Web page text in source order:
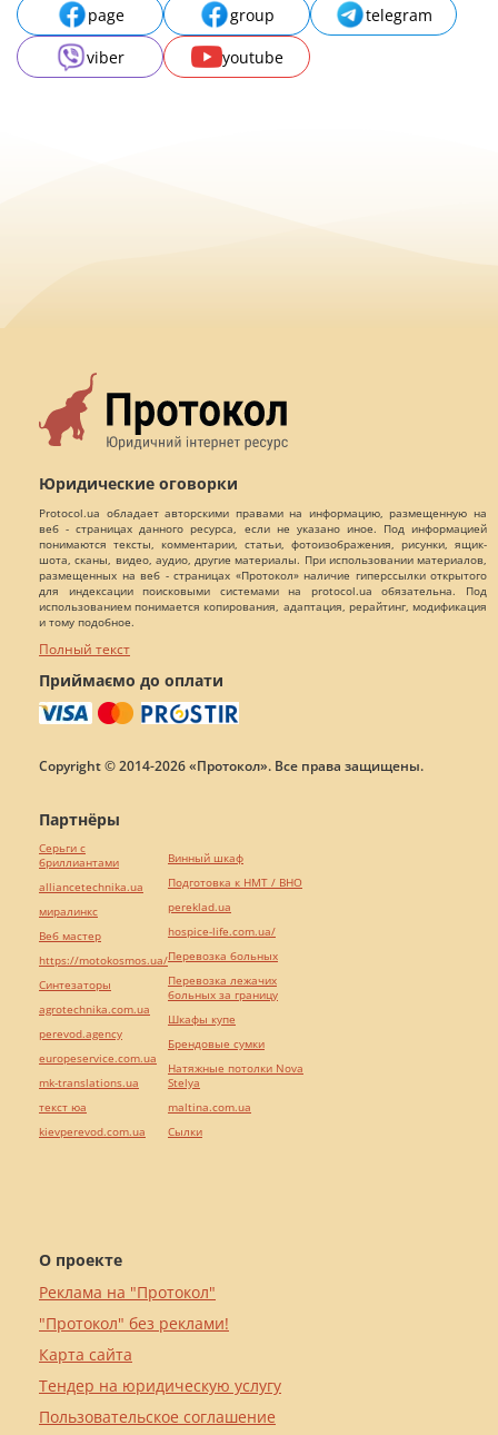
page group
telegram
viber
youtube
Юридические оговорки
Protocol.ua обладает авторскими правами на информацию, размещенную на
веб - страницах данного ресурса, если не указано иное. Под информацией
понимаются тексты, комментарии, статьи, фотоизображения, рисунки, ящик-
шота, сканы, видео, аудио, другие материалы. При использовании материалов,
размещенных на веб - страницах «Протокол» наличие гиперссылки открытого
для индексации поисковыми системами на protocol.ua обязательна. Под
использованием понимается копирования, адаптация, рерайтинг, модификация
и тому подобное.
Полный текст
Приймаємо до оплати
Copyright © 2014-2026 «Протокол». Все права защищены.
О проекте
Реклама на "Протокол"
"Протокол" без реклами!
Карта сайта
Тендер на юридическую услугу
Пользовательское соглашение
Партнёры
Серьги с
бриллиантами
alliancetechnika.ua
миралинкс
Веб мастер
https://motokosmos.ua/
Синтезаторы
agrotechnika.com.ua
perevod.agency
europeservice.com.ua
mk-translations.ua
текст юа
kievperevod.com.ua
Винный шкаф
Подготовка к НМТ / ВНО
pereklad.ua
hospice-life.com.ua/
Перевозка больных
Перевозка лежачих
больных за границу
Шкафы купе
Брендовые сумки
Натяжные потолки Nova
Stelya
maltina.com.ua
Cылки